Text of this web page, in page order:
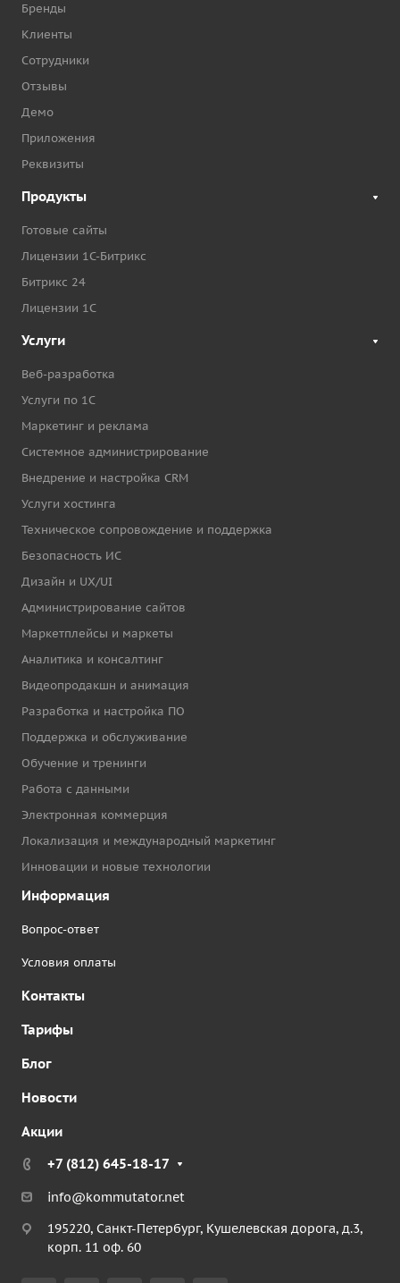
Бренды
Клиенты
Сотрудники
Отзывы
Демо
Приложения
Реквизиты
Продукты
Готовые сайты
Лицензии 1С-Битрикс
Битрикс 24
Лицензии 1С
Услуги
Веб-разработка
Услуги по 1С
Маркетинг и реклама
Системное администрирование
Внедрение и настройка CRM
Услуги хостинга
Техническое сопровождение и поддержка
Безопасность ИС
Дизайн и UX/UI
Администрирование сайтов
Маркетплейсы и маркеты
Аналитика и консалтинг
Видеопродакшн и анимация
Разработка и настройка ПО
Поддержка и обслуживание
Обучение и тренинги
Работа с данными
Электронная коммерция
Локализация и международный маркетинг
Инновации и новые технологии
Информация
Вопрос-ответ
Условия оплаты
Контакты
Тарифы
Блог
Новости
Акции
+7 (812) 645-18-17
info@kommutator.net
195220, Санкт-Петербург, Кушелевская дорога, д.3,
корп. 11 оф. 60